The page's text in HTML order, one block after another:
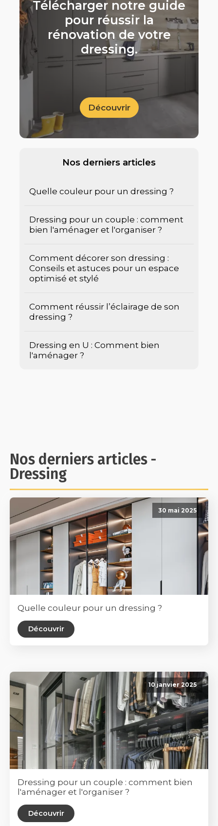
Télécharger notre guide
pour réussir la
rénovation de votre
dressing.
Découvrir
Nos derniers articles
Quelle couleur pour un dressing ?
Dressing pour un couple : comment
bien l'aménager et l'organiser ?
Comment décorer son dressing :
Conseils et astuces pour un espace
optimisé et stylé
Comment réussir l’éclairage de son
dressing ?
Dressing en U : Comment bien
l'aménager ?
Nos derniers articles -
Dressing
30 mai 2025
Quelle couleur pour un dressing ?
Découvrir
10 janvier 2025
Dressing pour un couple : comment bien
l'aménager et l'organiser ?
Découvrir